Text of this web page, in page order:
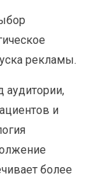
рекламы.
аудитории,
и
более